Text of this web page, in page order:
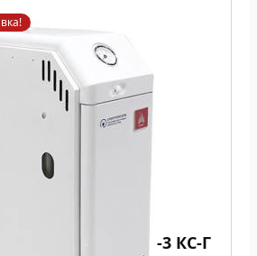
Атем Житомир-3 КС-Г